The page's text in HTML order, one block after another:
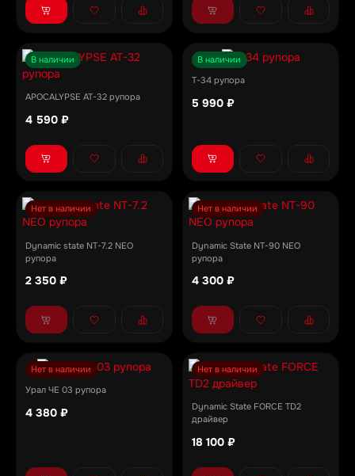
В наличии
APOCALYPSE AT-32 рупора
4 590 ₽
В наличии
T-34 рупора
5 990 ₽
Нет в наличии
Dynamic state NT-7.2 NEO
рупора
2 350 ₽
Нет в наличии
Dynamic State NT-90 NEO
рупора
4 300 ₽
Нет в наличии
Урал ЧЕ 03 рупора
4 380 ₽
Нет в наличии
Dynamic State FORCE TD2
драйвер
18 100 ₽